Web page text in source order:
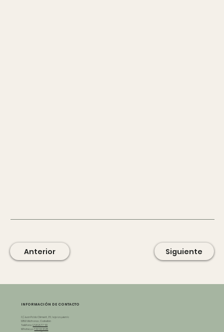
Anterior Siguiente
INFORMACIÓN DE CONTACTO
C/ Juan Pablo Climent, 36, bajo izquierda
12150 Vilafranca, Castellón
Teléfono:964 95 77 60
Whatsapp:722 32 21 28